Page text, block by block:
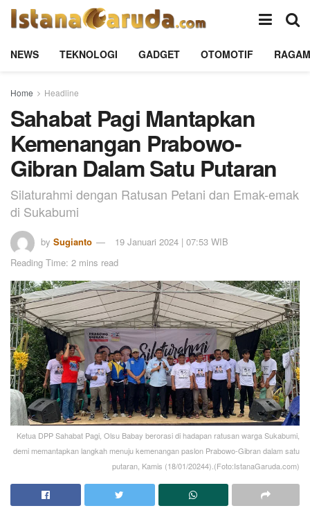
NEWS TEKNOLOGI GADGET OTOMOTIF RAGAM
Home Headline
Sahabat Pagi Mantapkan
Kemenangan Prabowo-
Gibran Dalam Satu Putaran
Silaturahmi dengan Ratusan Petani dan Emak-emak
di Sukabumi
by Sugianto
19 Januari 2024 | 07:53 WIB
Reading Time: 2 mins read
Ketua DPP Sahabat Pagi, Olsu Babay berorasi di hadapan ratusan warga Sukabumi,
demi memantapkan langkah menuju kemenangan paslon Prabowo-Gibran dalam satu
putaran, Kamis (18/01/20244).(Foto:IstanaGaruda.com)